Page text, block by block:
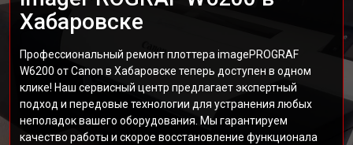
Хабаровске
Профессиональный ремонт плоттера imagePROGRAF
W6200 от Canon в Хабаровске теперь доступен в одном
клике! Наш сервисный центр предлагает экспертный
подход и передовые технологии для устранения любых
неполадок вашего оборудования. Мы гарантируем
качество работы и скорое восстановление функционала